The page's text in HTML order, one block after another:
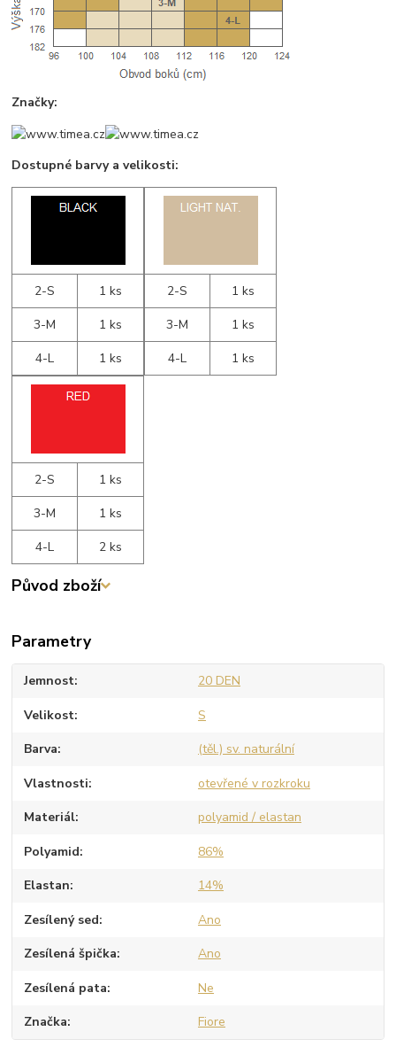
Značky:
Dostupné barvy a velikosti:
2-S
1 ks
3-M
1 ks
4-L
1 ks
2-S
1 ks
3-M
1 ks
4-L
1 ks
2-S
1 ks
3-M
1 ks
4-L
2 ks
Původ zboží
Parametry
Jemnost 20 DEN
Velikost S
Barva (těl.) sv. naturální
Vlastnosti otevřené v rozkroku
Materiál polyamid / elastan
Polyamid 86%
Elastan 14%
Zesílený sed Ano
Zesílená špička Ano
Zesílená pata Ne
Značka Fiore